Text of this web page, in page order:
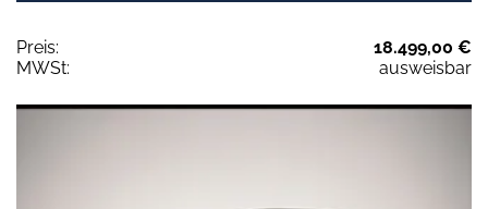
Preis:
18.499,00 €
MWSt:
ausweisbar